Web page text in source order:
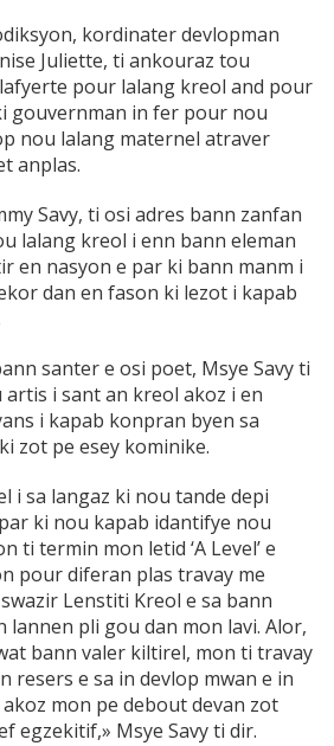
kordinater devlopman
Juliette, ti ankouraz tou
pour lalang kreol and pour
gouvernman in fer pour nou
nou lalang maternel atraver
anplas.
Savy, ti osi adres bann zanfan
lalang kreol i enn bann eleman
en nasyon e par ki bann manm i
dan en fason ki lezot i kapab
santer e osi poet, Msye Savy ti
i sant an kreol akoz i en
i kapab konpran byen sa
zot pe esey kominike.
i sa langaz ki nou tande depi
ki nou kapab idantifye nou
ti termin mon letid ‘A Level’ e
pour diferan plas travay me
Lenstiti Kreol e sa bann
lannen pli gou dan mon lavi. Alor,
bann valer kiltirel, mon ti travay
resers e sa in devlop mwan e in
mon pe debout devan zot
egzekitif,» Msye Savy ti dir.